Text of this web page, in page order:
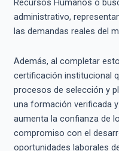
Recursos Humanos o
administrativo,
las demandas reales del
Además, al completar
certificación institucional
procesos de selección y
una formación verificada
aumenta la confianza de
compromiso con el
oportunidades laborales